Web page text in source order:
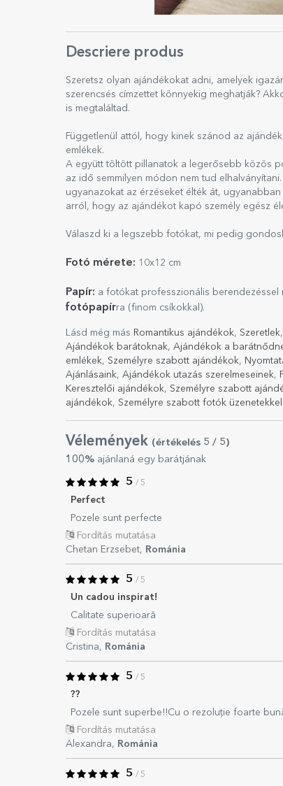
Descriere produs
Szeretsz olyan ajándékokat adni, amelyek
szerencsés címzettet könnyekig meghatják?
is megtaláltad.
Függetlenül attól, hogy kinek szánod az
emlékek.
A együtt töltött pillanatok a legerősebb közös
az idő semmilyen módon nem tud
ugyanazokat az érzéseket élték át,
arról, hogy az ajándékot kapó személy egész
Válaszd ki a legszebb fotókat, mi pedig
Fotó mérete: 10x12 cm
Papír: a fotókat professzionális berendezéssel
fotópapírra (finom csíkokkal).
Lásd még más Romantikus ajándékok, Szeretlek,
Ajándékok barátoknak, Ajándékok a
emlékek, Személyre szabott ajándékok,
Ajánlásaink, Ajándékok utazás szerelmeseinek,
Keresztelői ajándékok, Személyre szabott
ajándékok, Személyre szabott fotók üzenetekkel
Vélemények (értékelés 5 / 5)
100% ajánlaná egy barátjának
5 / 5
Perfect
Pozele sunt perfecte
Fordítás mutatása
Chetan Erzsebet, Románia
5 / 5
Un cadou inspirat!
Calitate superioară
Fordítás mutatása
Cristina, Románia
5 / 5
??
Pozele sunt superbe!!Cu o rezoluție foarte
Fordítás mutatása
Alexandra, Románia
5 / 5